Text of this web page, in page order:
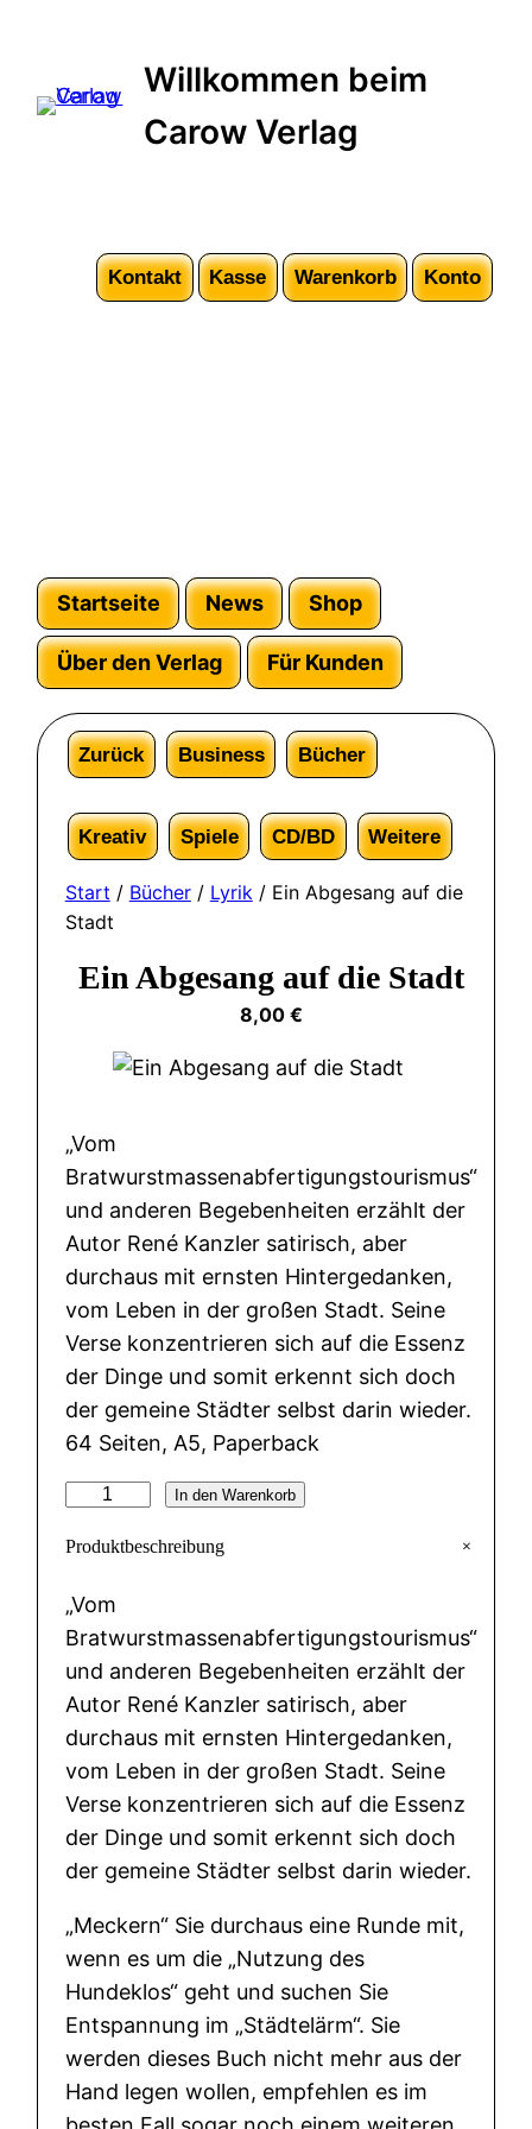
Willkommen beim
Carow Verlag
Kontakt Kasse Warenkorb Konto
Startseite News Shop
Über den Verlag Für Kunden
Zurück Business Bücher
Kreativ Spiele CD/BD Weitere
Start / Bücher/ Lyrik / Ein Abgesang auf die
Stadt
Ein Abgesang auf die Stadt
8,00 €
„Vom
Bratwurstmassenabfertigungstourismus“
und anderen Begebenheiten erzählt der
Autor René Kanzler satirisch, aber
durchaus mit ernsten Hintergedanken,
vom Leben in der großen Stadt. Seine
Verse konzentrieren sich auf die Essenz
der Dinge und somit erkennt sich doch
der gemeine Städter selbst darin wieder.
64 Seiten, A5, Paperback
A
b
g
e
s
a
n
g
a
f
d
i
e
S
t
In den Warenkorb
Produktbeschreibung +
„Vom
Bratwurstmassenabfertigungstourismus“
und anderen Begebenheiten erzählt der
Autor René Kanzler satirisch, aber
durchaus mit ernsten Hintergedanken,
vom Leben in der großen Stadt. Seine
Verse konzentrieren sich auf die Essenz
der Dinge und somit erkennt sich doch
der gemeine Städter selbst darin wieder.
„Meckern“ Sie durchaus eine Runde mit,
wenn es um die „Nutzung des
Hundeklos“ geht und suchen Sie
Entspannung im „Städtelärm“. Sie
werden dieses Buch nicht mehr aus der
Hand legen wollen, empfehlen es im